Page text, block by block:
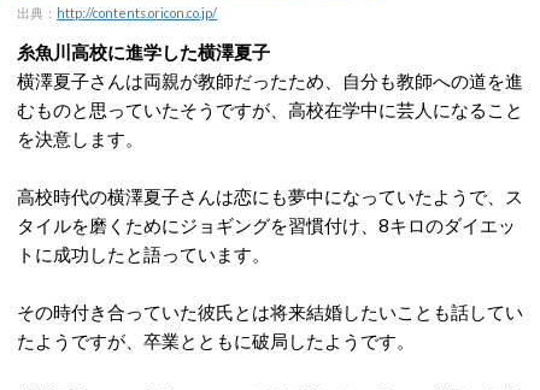
出典： http://contents.oricon.co.jp/
糸魚川高校に進学した横澤夏子
横澤夏子さんは両親が教師だったため、自分も教師への道を進
むものと思っていたそうですが、高校在学中に芸人になること
を決意します。
高校時代の横澤夏子さんは恋にも夢中になっていたようで、ス
タイルを磨くためにジョギングを習慣付け、8キロのダイエッ
トに成功したと語っています。
その時付き合っていた彼氏とは将来結婚したいことも話してい
たようですが、卒業とともに破局したようです。